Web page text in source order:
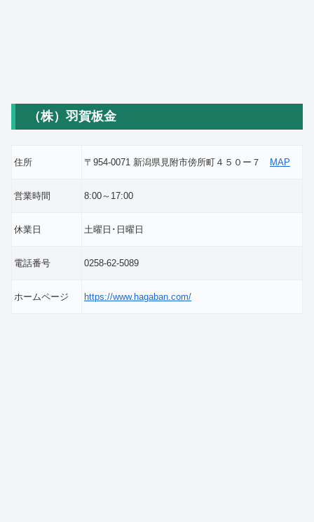
（株）羽賀板金
住所 〒954-0071 新潟県見附市傍所町４５０ー７ MAP
営業時間 8:00～17:00
休業日 土曜日･日曜日
電話番号 0258-62-5089
ホームページ https://www.hagaban.com/